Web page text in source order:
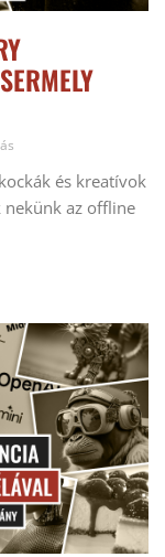
és kreatívok
nekünk az offline